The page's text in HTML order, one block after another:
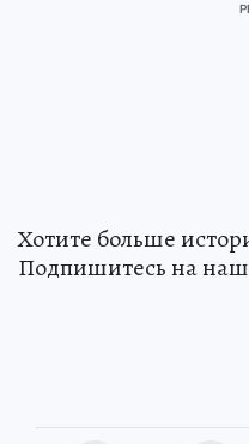
Хотите больше
Подпишитесь на наш